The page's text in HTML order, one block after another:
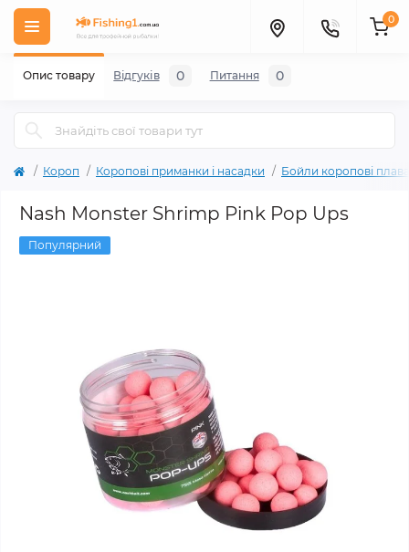
0
Короп Коропові приманки і насадки Бойли коропові
Nash Monster Shrimp Pink Pop Ups
Популярний
Опис товару Відгуків 0 Питання 0